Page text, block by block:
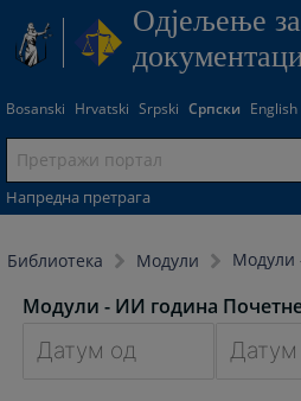
Одjељење за
Bosanski Hrvatski Srpski Српски English
Напредна претрага
Библиотека Модули Модули
Модули - ИИ година